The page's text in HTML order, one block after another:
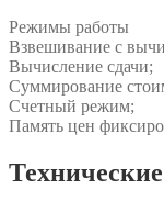
Режимы работы
Взвешивание с
Вычисление сдачи;
Суммирование
Счетный режим;
Память цен